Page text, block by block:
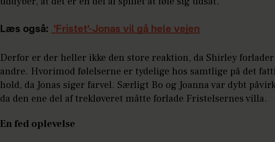
Læs også: 'Fristet'-Jonas vil gå hele vejen
Derfor er der heller ikke den store reaktion, da Shirley forlader
andre. Hvorimod følelserne er tydelige hos samtlige på det
hold, da Jonas siger farvel. Særligt Bo og Joanna var dybt
da den ene del af trekløveret måtte forlade Fristelsernes villa.
En fed oplevelse